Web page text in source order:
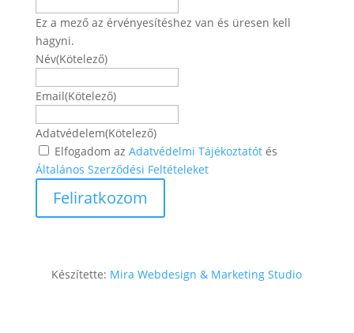
Ez a mező az érvényesítéshez van és üresen kell
hagyni.
Név(Kötelező)
Email(Kötelező)
Adatvédelem(Kötelező)
Elfogadom az Adatvédelmi Tájékoztatótés
Általános Szerződési Feltételeket
Készítette: Mira Webdesign & Marketing Studio